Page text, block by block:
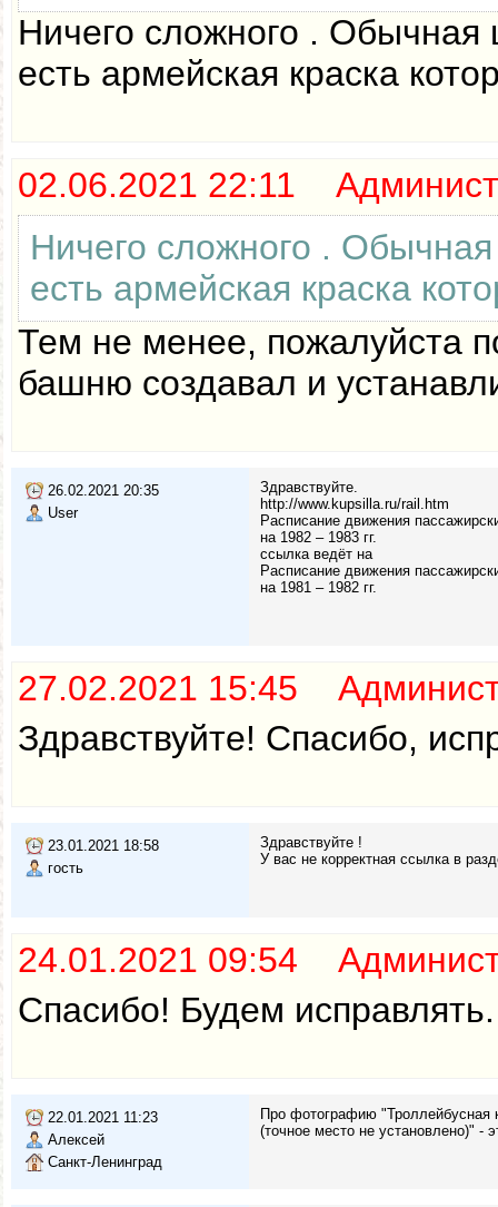
Ничего сложного . Обычная
есть армейская краска
02.06.2021 22:11
Ничего сложного .
есть армейская краска
Тем не менее, пожалуйста
башню создавал и
26.02.2021 20:35
User
Здравствуйте.
http://www.kupsilla.ru/rail.htm
Расписание движения
на 1982 – 1983 гг.
ссылка ведёт на
Расписание движения
на 1981 – 1982 гг.
27.02.2021 15:45
Здравствуйте! Спасибо,
23.01.2021 18:58
гость
Здравствуйте !
У вас не корректная ссылка в
24.01.2021 09:54
Спасибо! Будем исправлять.
22.01.2021 11:23
Алексей
Санкт-Ленинград
Про фотографию "Троллейбусная
(точное место не установлено)" -